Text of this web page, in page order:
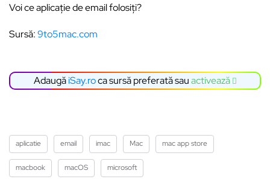
Voi ce aplicație de email folosiți?
Sursă:9to5mac.com
AdaugăiSay.roca sursă preferată sauactivează
aplicatie email imac Mac mac app store
macbook macOS microsoft